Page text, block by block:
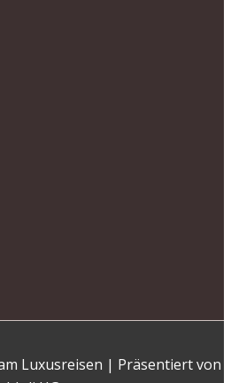
Luxusreisen | Präsentiert von